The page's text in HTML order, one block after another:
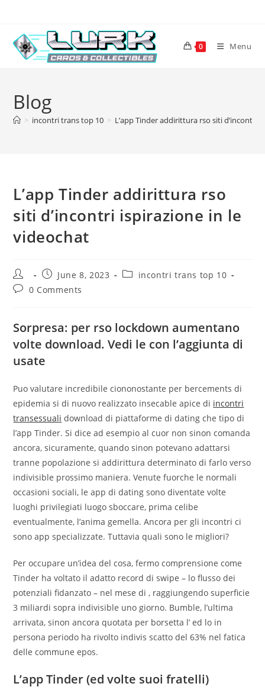
content
0 Menu
Blog
> incontri trans top 10 > L’app Tinder addirittura rso siti d’incontri
L’app Tinder addirittura rso
siti d’incontri ispirazione in le
videochat
Post
author:
Post
published:
June 8, 2023
Postincontri trans top 10
Post0 Comments
Sorpresa: per rso lockdown aumentano
volte download. Vedi le con l’aggiunta di
usate
Puo valutare incredibile ciononostante per bercements di
epidemia si di nuovo realizzato insecable apice di incontri
transessuali download di piattaforme di dating che tipo di
l’app Tinder. Si dice ad esempio al cuor non sinon comanda
ancora, sicuramente, quando sinon potevano adattarsi
tranne popolazione si addirittura determinato di farlo verso
indivisible prossimo maniera. Venute fuorche le normali
occasioni sociali, le app di dating sono diventate volte
luoghi privilegiati luogo sboccare, prima celibe
eventualmente, l’anima gemella. Ancora per gli incontri ci
sono app specializzate. Tuttavia quali sono le migliori?
Per occupare un’idea del cosa, fermo comprensione come
Tinder ha voltato il adatto record di swipe – lo flusso dei
potenziali fidanzato – nel mese di , raggiungendo superficie
3 miliardi sopra indivisible uno giorno. Bumble, l’ultima
arrivata, sinon ancora quotata per borsetta l’ ed lo in
persona periodo ha rivolto indivis scatto del 63% nel fatica
delle commune epos.
L’app Tinder (ed volte suoi fratelli)